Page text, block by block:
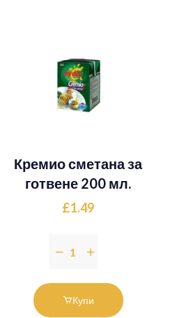
Кремио сметана за
готвене 200 мл.
£1.49
Купи